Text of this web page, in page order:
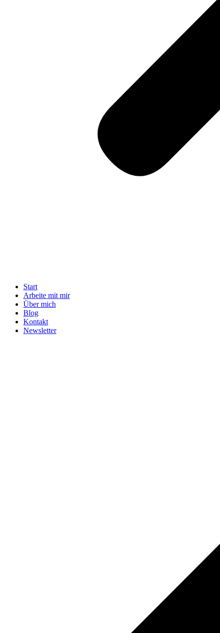
Start
Arbeite mit mir
Über mich
Blog
Kontakt
Newsletter